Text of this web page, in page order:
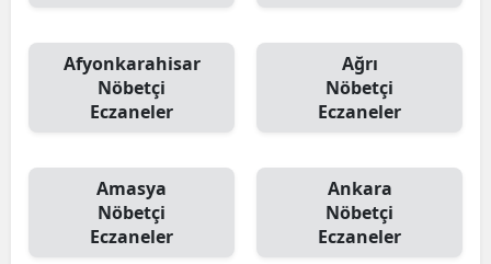
Afyonkarahisar
Nöbetçi
Eczaneler
Ağrı
Nöbetçi
Eczaneler
Amasya
Nöbetçi
Eczaneler
Ankara
Nöbetçi
Eczaneler